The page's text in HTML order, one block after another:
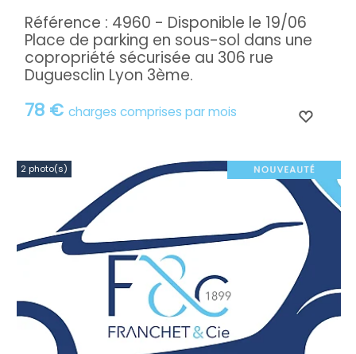
78 € charges comprises par mois
Référence : 4960 - Disponible le 19/06
Place de parking en sous-sol dans une
copropriété sécurisée au 306 rue
Duguesclin Lyon 3ème.
2 photo(s)